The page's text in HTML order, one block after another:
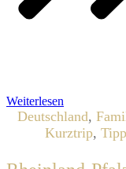
Weiterlesen
Deutschland,
Kurztrip,